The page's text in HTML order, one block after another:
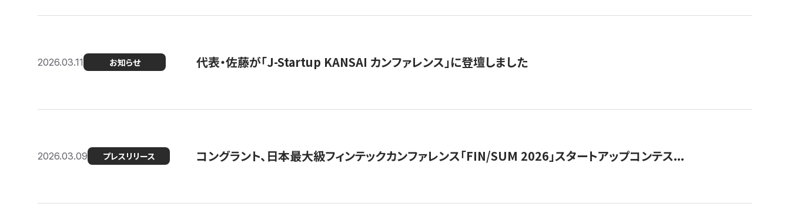
2026.03.11 お知らせ 代表・佐藤が「J-Startup KANSAI カンファレンス」に登壇しました
2026.03.09 プレスリリース コングラント、日本最大級フィンテックカンファレンス「FIN/SUM 2026」スタートアップコンテス...